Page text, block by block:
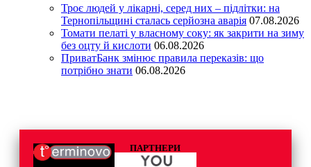
Троє людей у лікарні, серед них – підлітки: на
Тернопільщині сталась серйозна аварія 07.08.2026
Томати пелаті у власному соку: як закрити на зиму
без оцту й кислоти 06.08.2026
ПриватБанк змінює правила переказів: що
потрібно знати 06.08.2026
ПАРТНЕРИ